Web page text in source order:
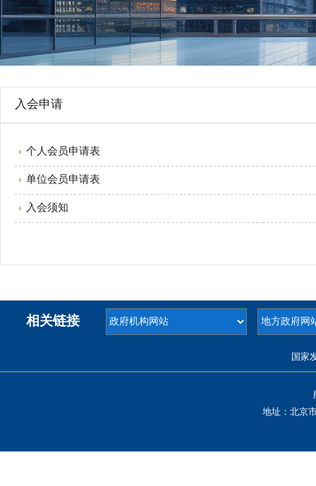
法律顾问
学会章程
地方动态 创新高技术
行
贸易与流
入会申请
个人会员申请表
单位会员申请表
入会须知
相关链接
国家
地址：北京